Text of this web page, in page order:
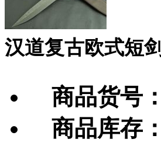
汉道复古欧式短剑
商品货号：
商品库存：